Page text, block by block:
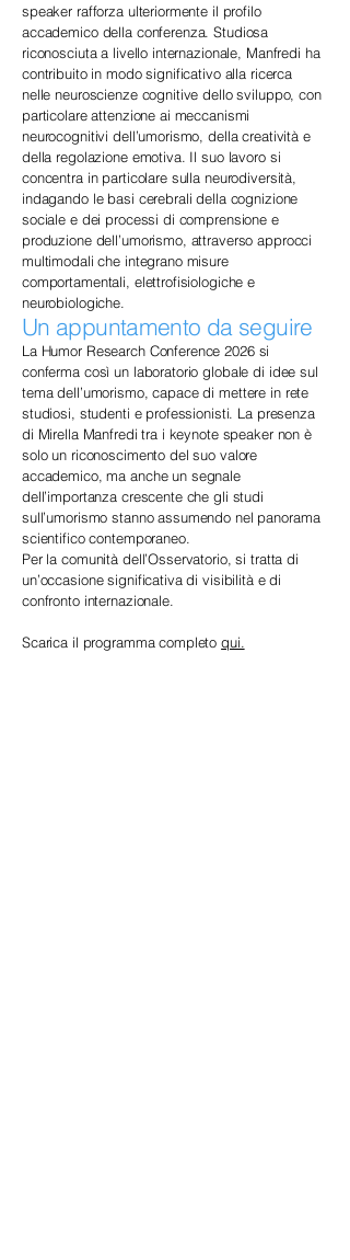
speaker rafforza ulteriormente il profilo
accademico della conferenza. Studiosa
riconosciuta a livello internazionale, Manfredi ha
contribuito in modo significativo alla ricerca
nelle neuroscienze cognitive dello sviluppo, con
particolare attenzione ai meccanismi
neurocognitivi dell’umorismo, della creatività e
della regolazione emotiva. Il suo lavoro si
concentra in particolare sulla neurodiversità,
indagando le basi cerebrali della cognizione
sociale e dei processi di comprensione e
produzione dell’umorismo, attraverso approcci
multimodali che integrano misure
comportamentali, elettrofisiologiche e
neurobiologiche.
Un appuntamento da seguire
La Humor Research Conference 2026 si
conferma così un laboratorio globale di idee sul
tema dell’umorismo, capace di mettere in rete
studiosi, studenti e professionisti. La presenza
di Mirella Manfredi tra i keynote speaker non è
solo un riconoscimento del suo valore
accademico, ma anche un segnale
dell’importanza crescente che gli studi
sull’umorismo stanno assumendo nel panorama
scientifico contemporaneo.
Per la comunità dell’Osservatorio, si tratta di
un’occasione significativa di visibilità e di
confronto internazionale.
Scarica il programma completoqui.